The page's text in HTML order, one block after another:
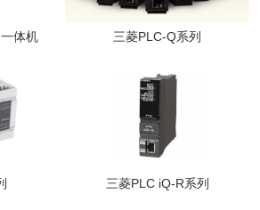
体机 三菱PLC-Q系列
三菱PLC iQ-R系列